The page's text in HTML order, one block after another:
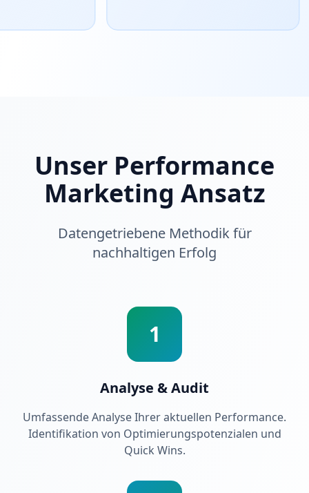
Unser Performance
Marketing Ansatz
Datengetriebene Methodik für
nachhaltigen Erfolg
1
Analyse & Audit
Umfassende Analyse Ihrer aktuellen Performance.
Identifikation von Optimierungspotenzialen und
Quick Wins.